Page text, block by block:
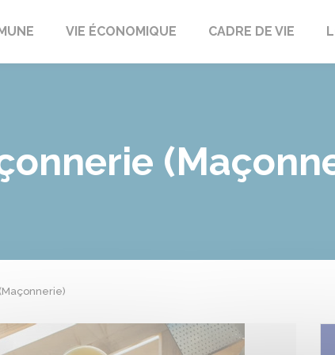
VIE ÉCONOMIQUE CADRE DE VIE